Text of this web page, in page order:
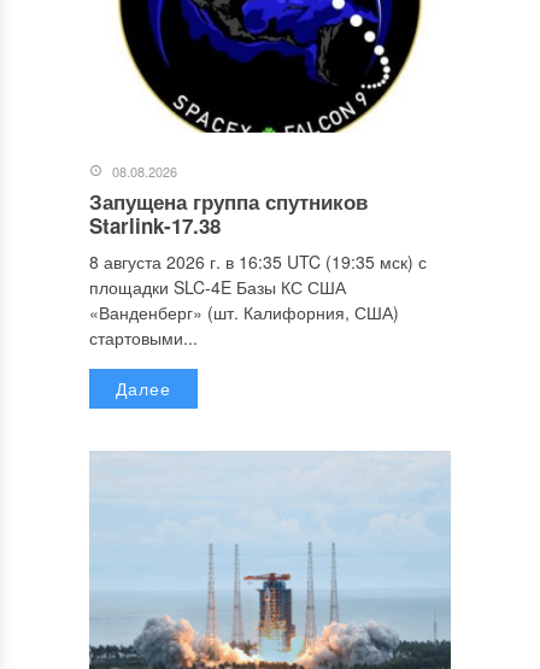
08.08.2026
Запущена группа спутников
Starlink-17.38
8 августа 2026 г. в 16:35 UTC (19:35 мск) с
площадки SLC-4E Базы КС США
«Ванденберг» (шт. Калифорния, США)
стартовыми...
Далее